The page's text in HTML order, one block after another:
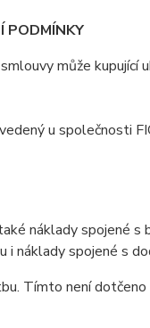
PODMÍNKY
může kupující
u společnosti
náklady spojené s
i náklady spojené s
Tímto není dotčeno